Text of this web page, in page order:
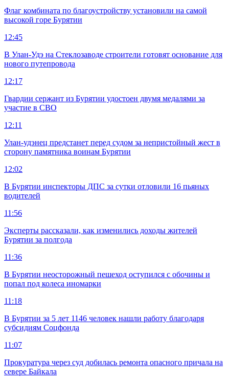
Флаг комбината по благоустройству установили на самой
высокой горе Бурятии
12:45
В Улан-Удэ на Стеклозаводе строители готовят основание для
нового путепровода
12:17
Гвардии сержант из Бурятии удостоен двумя медалями за
участие в СВО
12:11
Улан-удэнец предстанет перед судом за непристойный жест в
сторону памятника воинам Бурятии
12:02
В Бурятии инспекторы ДПС за сутки отловили 16 пьяных
водителей
11:56
Эксперты рассказали, как изменились доходы жителей
Бурятии за полгода
11:36
В Бурятии неосторожный пешеход оступился с обочины и
попал под колеса иномарки
11:18
В Бурятии за 5 лет 1146 человек нашли работу благодаря
субсидиям Соцфонда
11:07
Прокуратура через суд добилась ремонта опасного причала на
севере Байкала